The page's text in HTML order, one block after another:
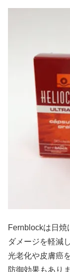
Fernblockは日
ダメージを軽減し
光老化や皮膚癌
防御効果もありま